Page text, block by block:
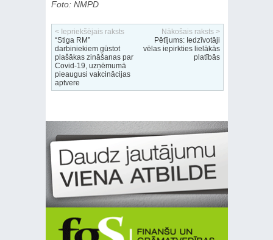
Foto: NMPD
< Iepriekšējais raksts
“Stiga RM”
darbiniekiem gūstot
plašākas zināšanas par
Covid-19, uzņēmumā
pieaugusi vakcinācijas
aptvere
Nākošais raksts >
Pētījums: Iedzīvotāji
vēlas iepirkties lielākās
platībās